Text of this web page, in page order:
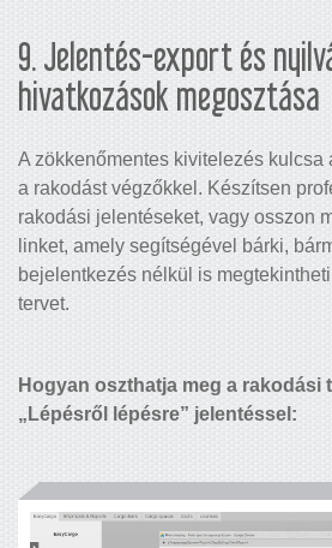
9. Jelentés-export és
hivatkozások megosztása
A zökkenőmentes kivitelezés kulcsa
a rakodást végzőkkel. Készítsen
rakodási jelentéseket, vagy osszon
linket, amely segítségével bárki,
bejelentkezés nélkül is
tervet.
Hogyan oszthatja meg a rakodási
„Lépésről lépésre” jelentéssel: